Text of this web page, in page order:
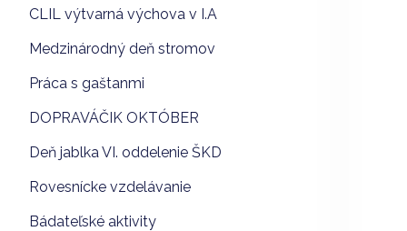
CLIL výtvarná výchova v I.A
Medzinárodný deň stromov
Práca s gaštanmi
DOPRAVÁČIK OKTÓBER
Deň jablka VI. oddelenie ŠKD
Rovesnícke vzdelávanie
Bádateľské aktivity